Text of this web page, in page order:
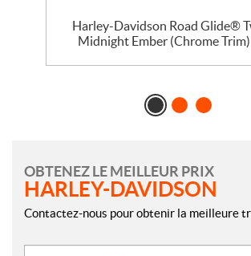
Harley-Davidson Road Glide®
Midnight Ember (Chrome
OBTENEZ LE MEILLEUR PRIX
HARLEY-DAVIDSON
Contactez-nous pour obtenir la meilleure